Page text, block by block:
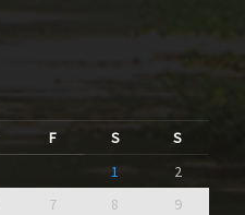
F S
S
1
2
7 8
9